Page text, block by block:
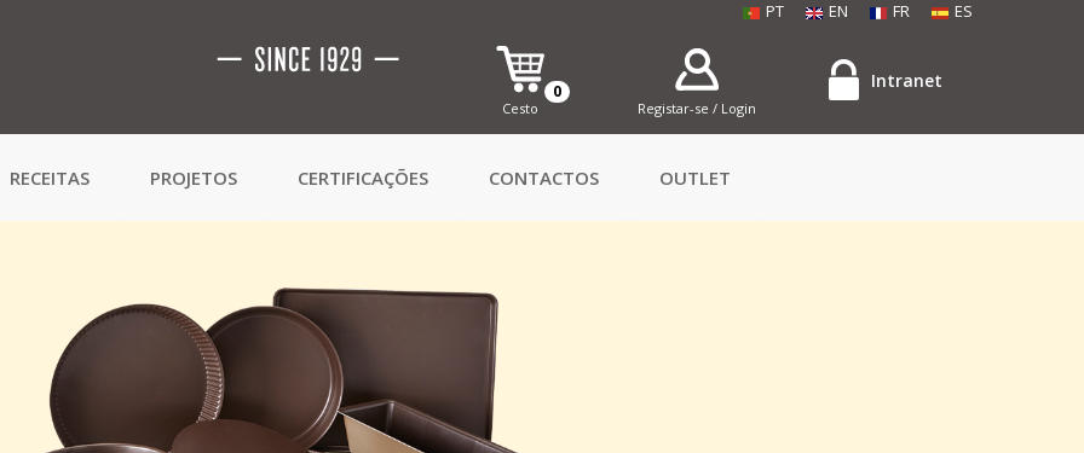
PT EN FR ES
Intranet
Registar-se / Login
0
Cesto
RECEITAS PROJETOS CERTIFICAÇÕES CONTACTOS OUTLET